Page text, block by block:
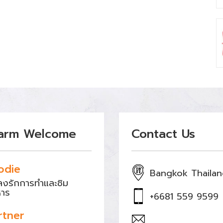
Welcome
รักการทำและชิม
ร
Contact Us
Bangkok
+6681 559 9599